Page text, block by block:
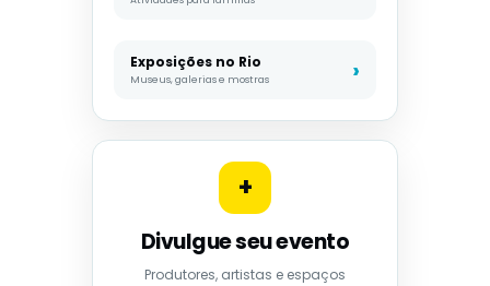
Exposições no Rio
Museus, galerias e mostras
+
Divulgue seu evento
Produtores, artistas e espaços